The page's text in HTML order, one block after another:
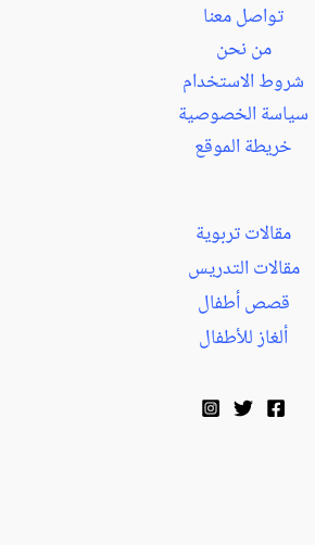
تواصل معنا
من نحن
شروط الاستخدام
سياسة الخصوصية
خريطة الموقع
مقالات تربوية
مقالات التدريس
قصص أطفال
ألغاز للأطفال